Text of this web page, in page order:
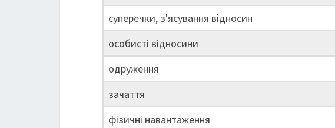
суперечки, з'ясування відносин
особисті відносини
одруження
зачаття
фізичні навантаження